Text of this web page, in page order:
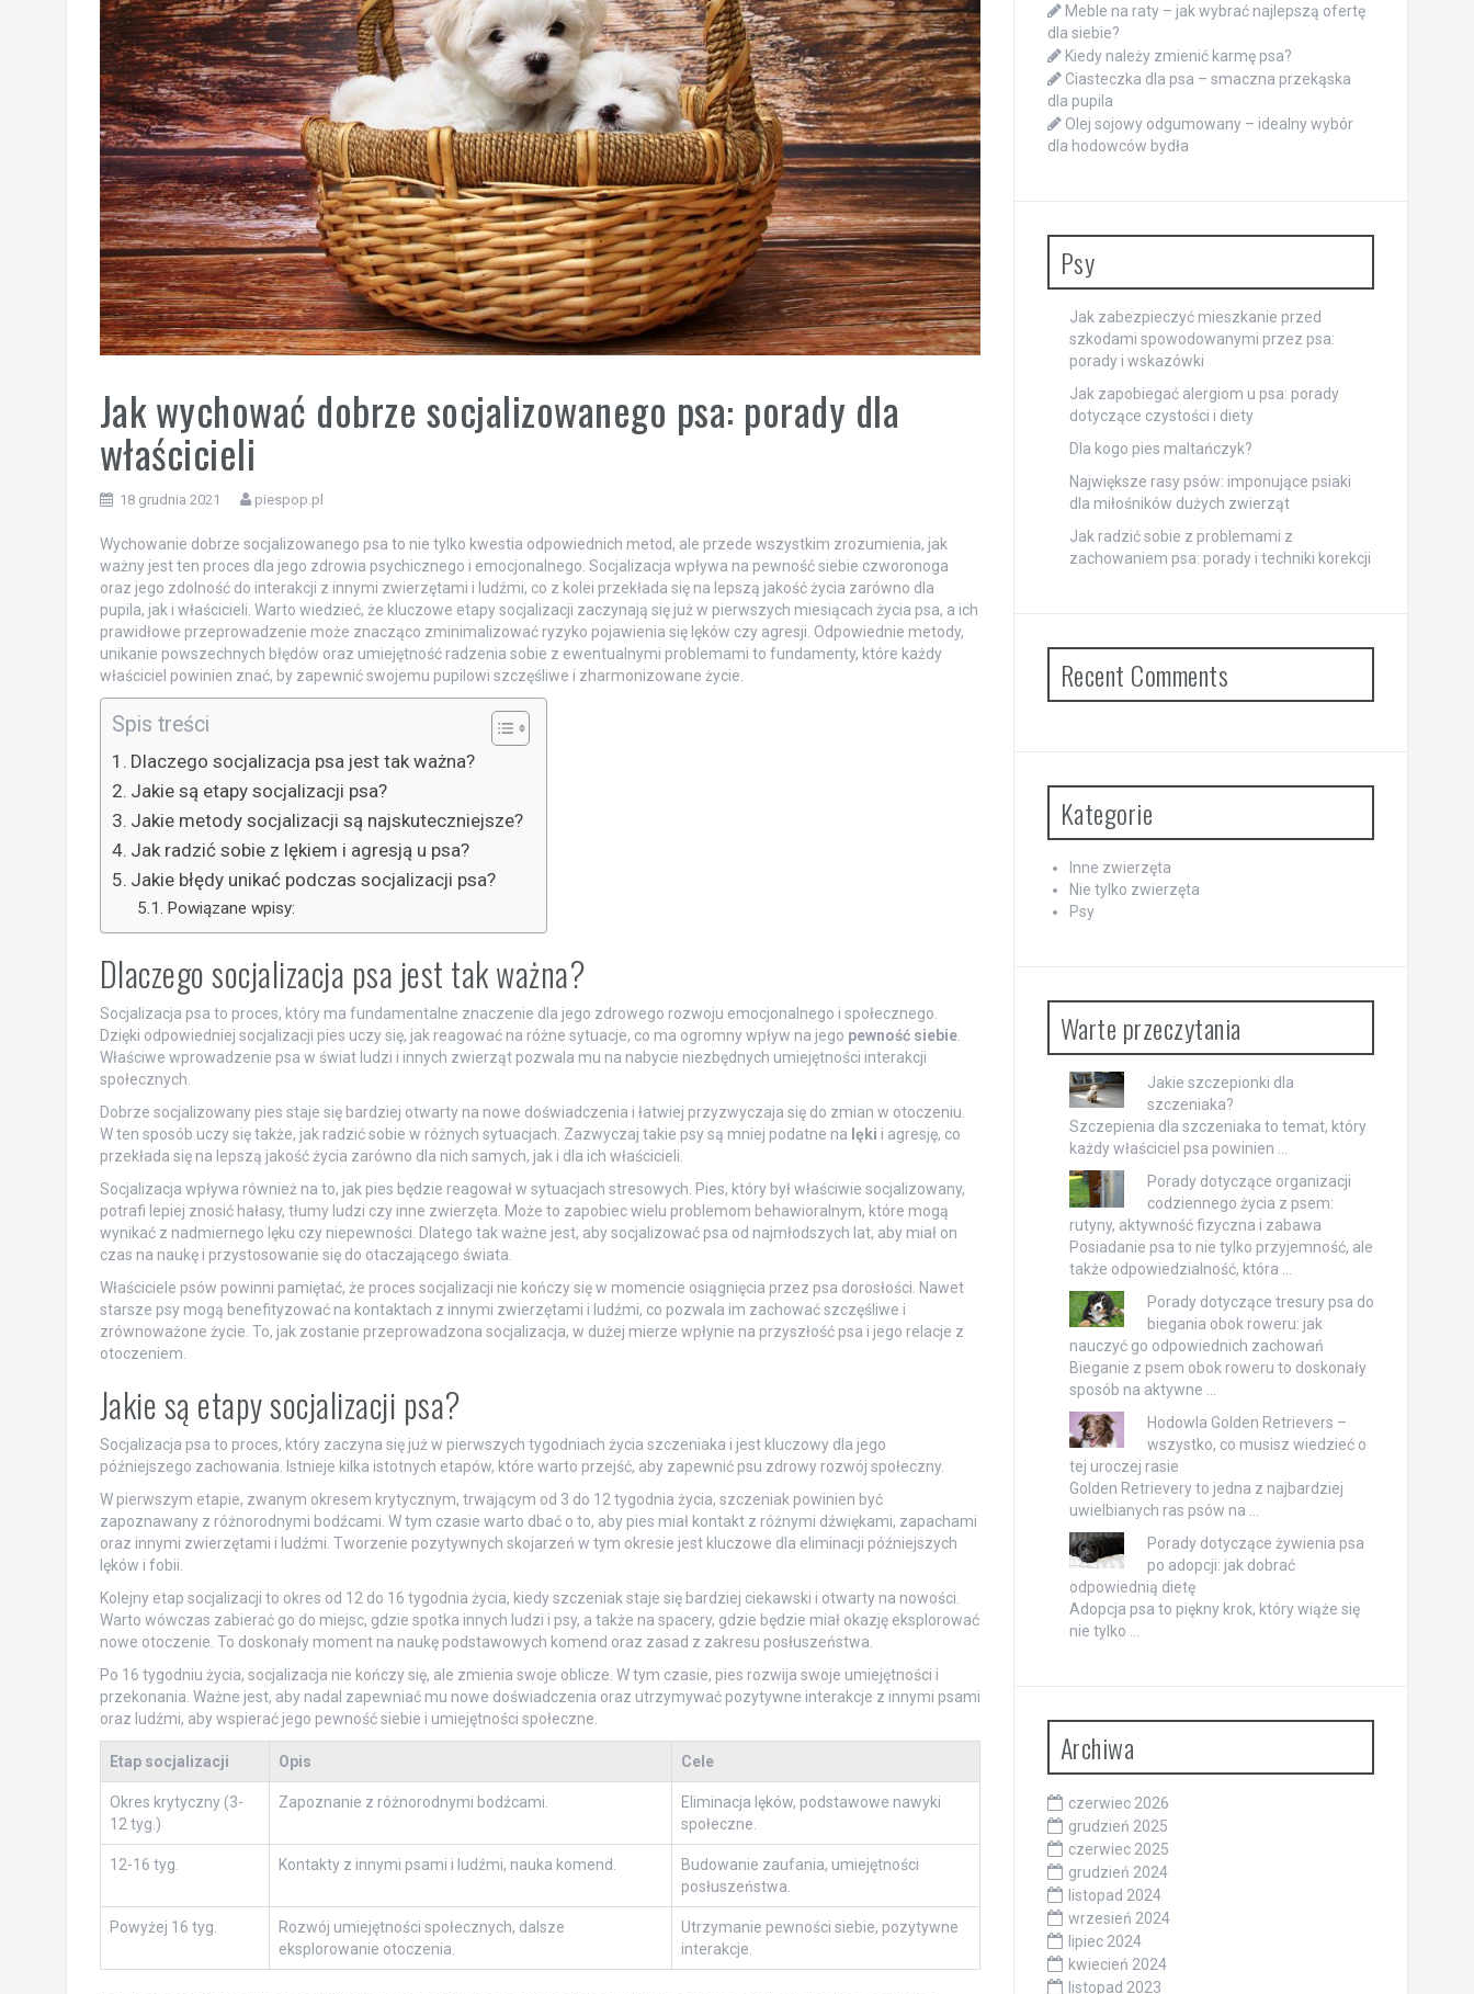
Jak wychować dobrze socjalizowanego psa: porady dla
właścicieli
18 grudnia 2021 piespop.pl
Wychowanie dobrze socjalizowanego psa to nie tylko kwestia odpowiednich metod, ale przede wszystkim zrozumienia, jak
ważny jest ten proces dla jego zdrowia psychicznego i emocjonalnego. Socjalizacja wpływa na pewność siebie czworonoga
oraz jego zdolność do interakcji z innymi zwierzętami i ludźmi, co z kolei przekłada się na lepszą jakość życia zarówno dla
pupila, jak i właścicieli. Warto wiedzieć, że kluczowe etapy socjalizacji zaczynają się już w pierwszych miesiącach życia psa, a ich
prawidłowe przeprowadzenie może znacząco zminimalizować ryzyko pojawienia się lęków czy agresji. Odpowiednie metody,
unikanie powszechnych błędów oraz umiejętność radzenia sobie z ewentualnymi problemami to fundamenty, które każdy
właściciel powinien znać, by zapewnić swojemu pupilowi szczęśliwe i zharmonizowane życie.
Spis treści
Dlaczego socjalizacja psa jest tak ważna?
Jakie są etapy socjalizacji psa?
Jakie metody socjalizacji są najskuteczniejsze?
Jak radzić sobie z lękiem i agresją u psa?
Jakie błędy unikać podczas socjalizacji psa?
Powiązane wpisy:
Dlaczego socjalizacja psa jest tak ważna?
Socjalizacja psa to proces, który ma fundamentalne znaczenie dla jego zdrowego rozwoju emocjonalnego i społecznego.
Dzięki odpowiedniej socjalizacji pies uczy się, jak reagować na różne sytuacje, co ma ogromny wpływ na jego pewność siebie.
Właściwe wprowadzenie psa w świat ludzi i innych zwierząt pozwala mu na nabycie niezbędnych umiejętności interakcji
społecznych.
Dobrze socjalizowany pies staje się bardziej otwarty na nowe doświadczenia i łatwiej przyzwyczaja się do zmian w otoczeniu.
W ten sposób uczy się także, jak radzić sobie w różnych sytuacjach. Zazwyczaj takie psy są mniej podatne na lęki i agresję, co
przekłada się na lepszą jakość życia zarówno dla nich samych, jak i dla ich właścicieli.
Socjalizacja wpływa również na to, jak pies będzie reagował w sytuacjach stresowych. Pies, który był właściwie socjalizowany,
potrafi lepiej znosić hałasy, tłumy ludzi czy inne zwierzęta. Może to zapobiec wielu problemom behawioralnym, które mogą
wynikać z nadmiernego lęku czy niepewności. Dlatego tak ważne jest, aby socjalizować psa od najmłodszych lat, aby miał on
czas na naukę i przystosowanie się do otaczającego świata.
Właściciele psów powinni pamiętać, że proces socjalizacji nie kończy się w momencie osiągnięcia przez psa dorosłości. Nawet
starsze psy mogą benefityzować na kontaktach z innymi zwierzętami i ludźmi, co pozwala im zachować szczęśliwe i
zrównoważone życie. To, jak zostanie przeprowadzona socjalizacja, w dużej mierze wpłynie na przyszłość psa i jego relacje z
otoczeniem.
Jakie są etapy socjalizacji psa?
Socjalizacja psa to proces, który zaczyna się już w pierwszych tygodniach życia szczeniaka i jest kluczowy dla jego
późniejszego zachowania. Istnieje kilka istotnych etapów, które warto przejść, aby zapewnić psu zdrowy rozwój społeczny.
W pierwszym etapie, zwanym okresem krytycznym, trwającym od 3 do 12 tygodnia życia, szczeniak powinien być
zapoznawany z różnorodnymi bodźcami. W tym czasie warto dbać o to, aby pies miał kontakt z różnymi dźwiękami, zapachami
oraz innymi zwierzętami i ludźmi. Tworzenie pozytywnych skojarzeń w tym okresie jest kluczowe dla eliminacji późniejszych
lęków i fobii.
Kolejny etap socjalizacji to okres od 12 do 16 tygodnia życia, kiedy szczeniak staje się bardziej ciekawski i otwarty na nowości.
Warto wówczas zabierać go do miejsc, gdzie spotka innych ludzi i psy, a także na spacery, gdzie będzie miał okazję eksplorować
nowe otoczenie. To doskonały moment na naukę podstawowych komend oraz zasad z zakresu posłuszeństwa.
Po 16 tygodniu życia, socjalizacja nie kończy się, ale zmienia swoje oblicze. W tym czasie, pies rozwija swoje umiejętności i
przekonania. Ważne jest, aby nadal zapewniać mu nowe doświadczenia oraz utrzymywać pozytywne interakcje z innymi psami
oraz ludźmi, aby wspierać jego pewność siebie i umiejętności społeczne.
Etap socjalizacji Opis Cele
Okres krytyczny (3-
12 tyg.)
Zapoznanie z różnorodnymi bodźcami.
Eliminacja lęków, podstawowe nawyki
społeczne.
12-16 tyg. Kontakty z innymi psami i ludźmi, nauka komend.
Budowanie zaufania, umiejętności
posłuszeństwa.
Powyżej 16 tyg.
Rozwój umiejętności społecznych, dalsze
eksplorowanie otoczenia.
Utrzymanie pewności siebie, pozytywne
interakcje.
Meble na raty – jak wybrać najlepszą ofertę
dla siebie?
Kiedy należy zmienić karmę psa?
Ciasteczka dla psa – smaczna przekąska
dla pupila
Olej sojowy odgumowany – idealny wybór
dla hodowców bydła
Psy
Jak zabezpieczyć mieszkanie przed
szkodami spowodowanymi przez psa:
porady i wskazówki
Jak zapobiegać alergiom u psa: porady
dotyczące czystości i diety
Dla kogo pies maltańczyk?
Największe rasy psów: imponujące psiaki
dla miłośników dużych zwierząt
Jak radzić sobie z problemami z
zachowaniem psa: porady i techniki korekcji
Recent Comments
Kategorie
Inne zwierzęta
Nie tylko zwierzęta
Psy
Warte przeczytania
Jakie szczepionki dla
szczeniaka?
Szczepienia dla szczeniaka to temat, który
każdy właściciel psa powinien …
Porady dotyczące organizacji
codziennego życia z psem:
rutyny, aktywność fizyczna i zabawa
Posiadanie psa to nie tylko przyjemność, ale
także odpowiedzialność, która …
Porady dotyczące tresury psa do
biegania obok roweru: jak
nauczyć go odpowiednich zachowań
Bieganie z psem obok roweru to doskonały
sposób na aktywne …
Hodowla Golden Retrievers –
wszystko, co musisz wiedzieć o
tej uroczej rasie
Golden Retrievery to jedna z najbardziej
uwielbianych ras psów na …
Porady dotyczące żywienia psa
po adopcji: jak dobrać
odpowiednią dietę
Adopcja psa to piękny krok, który wiąże się
nie tylko …
Archiwa
czerwiec 2026
grudzień 2025
czerwiec 2025
grudzień 2024
listopad 2024
wrzesień 2024
lipiec 2024
kwiecień 2024
listopad 2023